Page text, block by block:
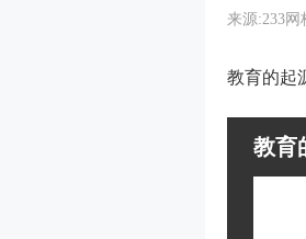
来源:233网
教育的起
教育